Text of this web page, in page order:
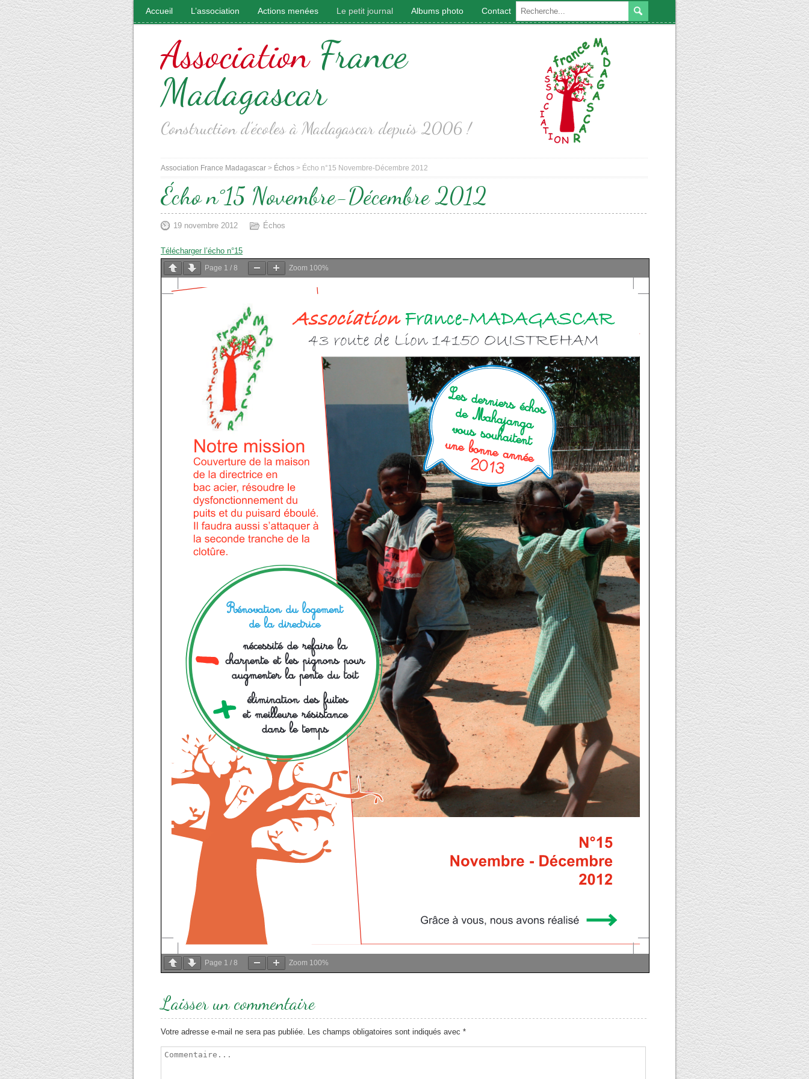
Accueil L’association Actions menées Le petit journal Albums photo Contact
AssociationFrance
Madagascar
Construction d'écoles à Madagascar depuis 2006 !
Association France Madagascar > Échos > Écho n°15 Novembre-Décembre 2012
Écho n°15 Novembre-Décembre 2012
19 novembre 2012 Échos
Télécharger l’écho n°15
Page 1 / 8 Zoom 100%
Page 1 / 8 Zoom 100%
Laisser un commentaire
Votre adresse e-mail ne sera pas publiée. Les champs obligatoires sont indiqués avec *